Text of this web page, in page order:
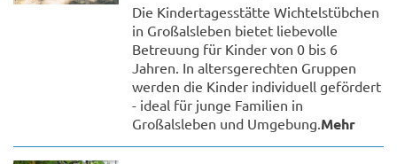
Die Kindertagesstätte Wichtelstübchen
in Großalsleben bietet liebevolle
Betreuung für Kinder von 0 bis 6
Jahren. In altersgerechten Gruppen
werden die Kinder individuell gefördert
- ideal für junge Familien in
Großalsleben und Umgebung.Mehr